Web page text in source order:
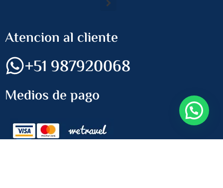
Atencion al cliente
+51 987920068
Medios de pago